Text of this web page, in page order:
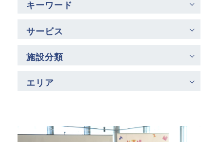
キーワード
サービス
施設分類
エリア